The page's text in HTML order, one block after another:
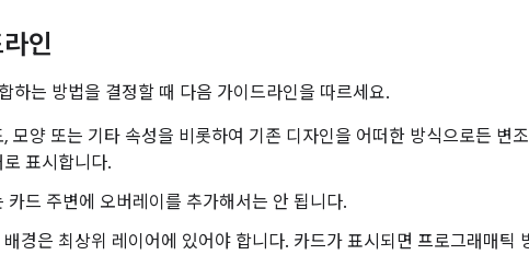
인
하는 방법을 결정할 때 다음 가이드라인을 따르세요.
모양 또는 기타 속성을 비롯하여 기존 디자인을 어떠한 방식으로든 변
표시합니다.
카드 주변에 오버레이를 추가해서는 안 됩니다.
경은 최상위 레이어에 있어야 합니다. 카드가 표시되면 프로그래매틱